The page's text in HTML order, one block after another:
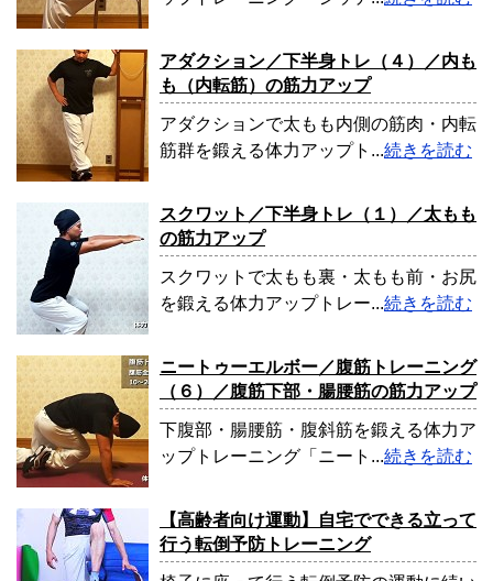
アダクション／下半身トレ（４）／内も
も（内転筋）の筋力アップ
アダクションで太もも内側の筋肉・内転
筋群を鍛える体力アップト...続きを読む
スクワット／下半身トレ（１）／太もも
の筋力アップ
スクワットで太もも裏・太もも前・お尻
を鍛える体力アップトレー...続きを読む
ニートゥーエルボー／腹筋トレーニング
（６）／腹筋下部・腸腰筋の筋力アップ
下腹部・腸腰筋・腹斜筋を鍛える体力ア
ップトレーニング「ニート...続きを読む
【高齢者向け運動】自宅でできる立って
行う転倒予防トレーニング